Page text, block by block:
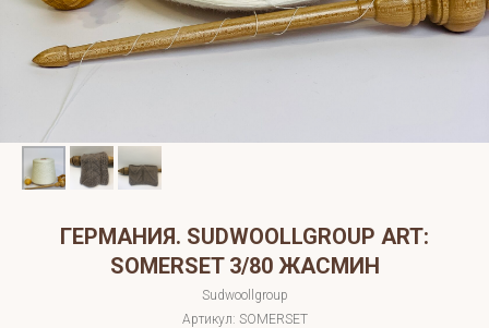
ГЕРМАНИЯ. SUDWOOLLGROUP ART:
SOMERSET 3/80 ЖАСМИН
Sudwoollgroup
Артикул: SOMERSET